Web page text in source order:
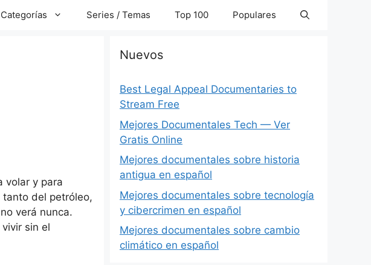
Categorías Series / Temas Top 100 Populares
volar y para
tanto del petróleo,
verá nunca.
sin el
Nuevos
Best Legal Appeal Documentaries to
Stream Free
Mejores Documentales Tech — Ver
Gratis Online
Mejores documentales sobre historia
antigua en español
Mejores documentales sobre tecnología
y cibercrimen en español
Mejores documentales sobre cambio
climático en español